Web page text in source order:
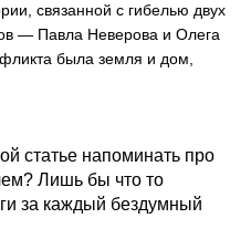
связанной с гибелью двух
— Павла Неверова и Олега
была земля и дом,
статье напоминать про
Лишь бы что то
за каждый бездумный